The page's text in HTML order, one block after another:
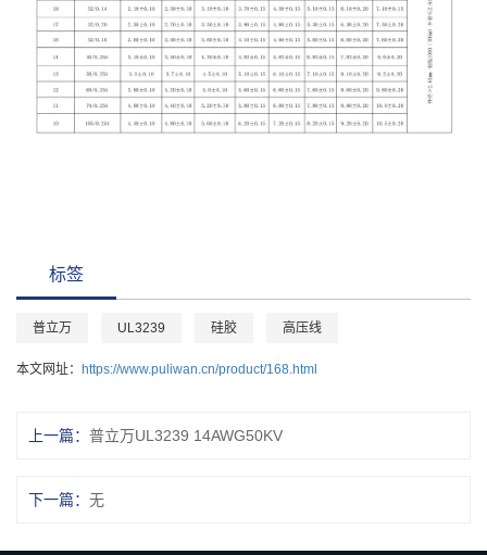
标签
普立万 UL3239 硅胶 高压线
本文网址： https://www.puliwan.cn/product/168.html
上一篇： 普立万UL3239 14AWG50KV
下一篇： 无